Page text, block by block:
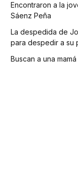
Encontraron a la
Sáenz Peña
La despedida de
para despedir a su
Buscan a una